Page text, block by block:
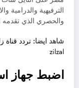
الترفيهية والدرامية
والحصري الذي تقدمه
شاهد ايضا:
zilzal
اضبط جهاز